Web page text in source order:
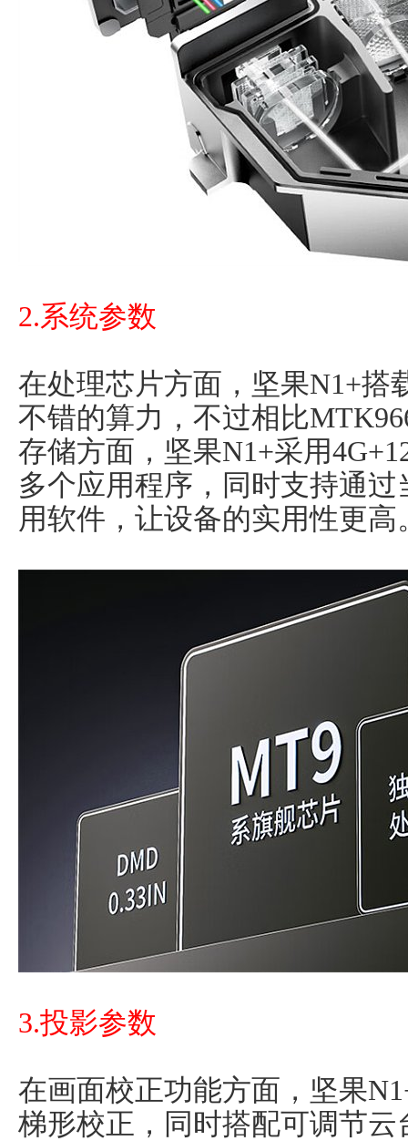
2.系统参数
在处理芯片方面，坚果N1+搭
不错的算力，不过相比
存储方面，坚果N1+采用
多个应用程序，同时支持通
用软件，让设备的实用性更高
3.投影参数
在画面校正功能方面，坚果
梯形校正，同时搭配可调节